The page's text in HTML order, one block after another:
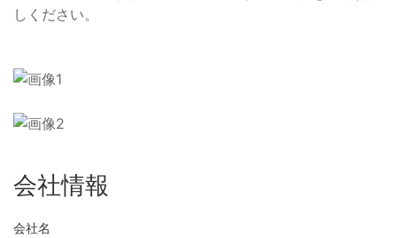
しください。
会社情報
会社名